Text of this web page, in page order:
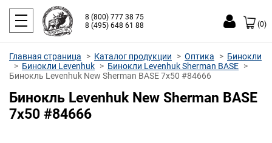
8 (800) 777 38 75
8 (495) 648 61 88
(0)
Главная страница Каталог продукции Оптика
Бинокли
Бинокли Levenhuk
Бинокли Levenhuk Sherman BASE
Бинокль Levenhuk New Sherman BASE 7x50 #84666
Бинокль Levenhuk New Sherman BASE
7x50 #84666